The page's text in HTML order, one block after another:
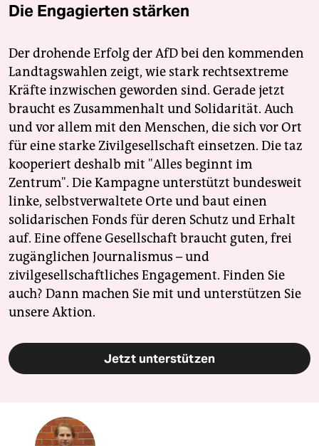
Die Engagierten stärken
Der drohende Erfolg der AfD bei den kommenden
Landtagswahlen zeigt, wie stark rechtsextreme
Kräfte inzwischen geworden sind. Gerade jetzt
braucht es Zusammenhalt und Solidarität. Auch
und vor allem mit den Menschen, die sich vor Ort
für eine starke Zivilgesellschaft einsetzen. Die taz
kooperiert deshalb mit "Alles beginnt im
Zentrum". Die Kampagne unterstützt bundesweit
linke, selbstverwaltete Orte und baut einen
solidarischen Fonds für deren Schutz und Erhalt
auf. Eine offene Gesellschaft braucht guten, frei
zugänglichen Journalismus – und
zivilgesellschaftliches Engagement. Finden Sie
auch? Dann machen Sie mit und unterstützen Sie
unsere Aktion.
Jetzt unterstützen